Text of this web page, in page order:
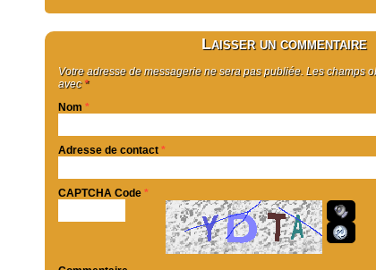
Laisser un commentaire
Votre adresse de messagerie ne sera pas publiée. Les champs
avec*
Nom *
Adresse de contact *
CAPTCHA Code *